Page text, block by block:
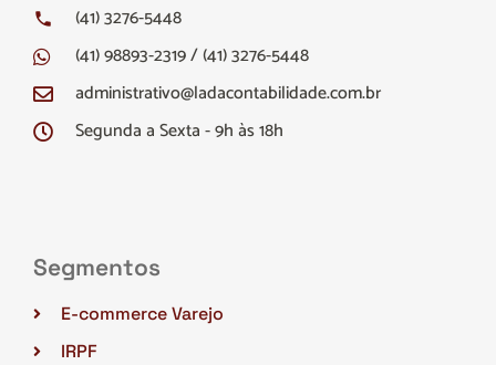
(41) 3276-5448
(41) 98893-2319 / (41) 3276-5448
administrativo@ladacontabilidade.com.br
Segunda a Sexta - 9h às 18h
Segmentos
E-commerce Varejo
IRPF